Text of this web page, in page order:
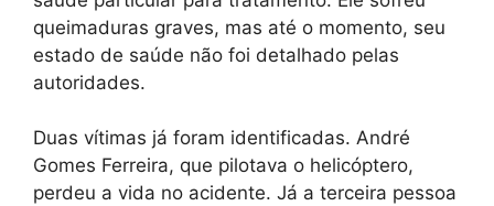
queimaduras graves, mas até o momento, seu
estado de saúde não foi detalhado pelas
autoridades.
Duas vítimas já foram identificadas. André
Gomes Ferreira, que pilotava o helicóptero,
perdeu a vida no acidente. Já a terceira pessoa